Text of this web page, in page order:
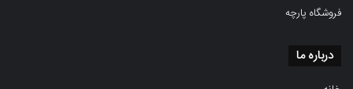
فروشگاه پارچه
درباره ما